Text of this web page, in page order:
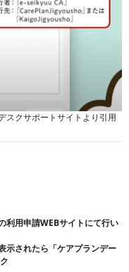
クサポートサイトより引用
利用申請WEBサイトにて行い
示されたら「ケアプランデー